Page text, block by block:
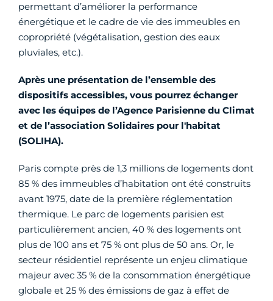
permettant d’améliorer la performance
énergétique et le cadre de vie des immeubles en
copropriété (végétalisation, gestion des eaux
pluviales, etc.).
Après une présentation de l’ensemble des
dispositifs accessibles, vous pourrez échanger
avec les équipes de l’Agence Parisienne du Climat
et de l’association Solidaires pour l'habitat
(SOLIHA).
Paris compte près de 1,3 millions de logements dont
85 % des immeubles d’habitation ont été construits
avant 1975, date de la première réglementation
thermique. Le parc de logements parisien est
particulièrement ancien, 40 % des logements ont
plus de 100 ans et 75 % ont plus de 50 ans. Or, le
secteur résidentiel représente un enjeu climatique
majeur avec 35 % de la consommation énergétique
globale et 25 % des émissions de gaz à effet de